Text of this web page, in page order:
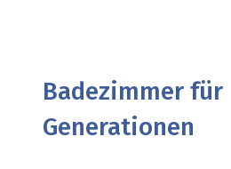
Badezimmer für
Generationen